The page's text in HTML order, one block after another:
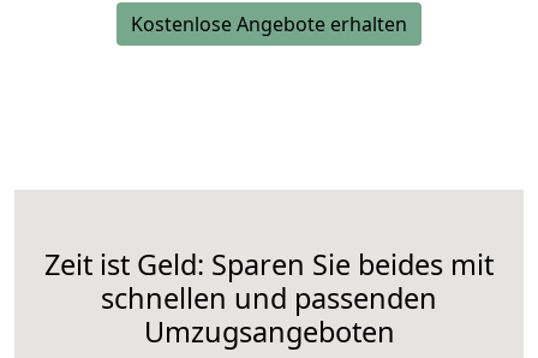
Kostenlose Angebote erhalten
Zeit ist Geld: Sparen Sie beides mit
schnellen und passenden
Umzugsangeboten